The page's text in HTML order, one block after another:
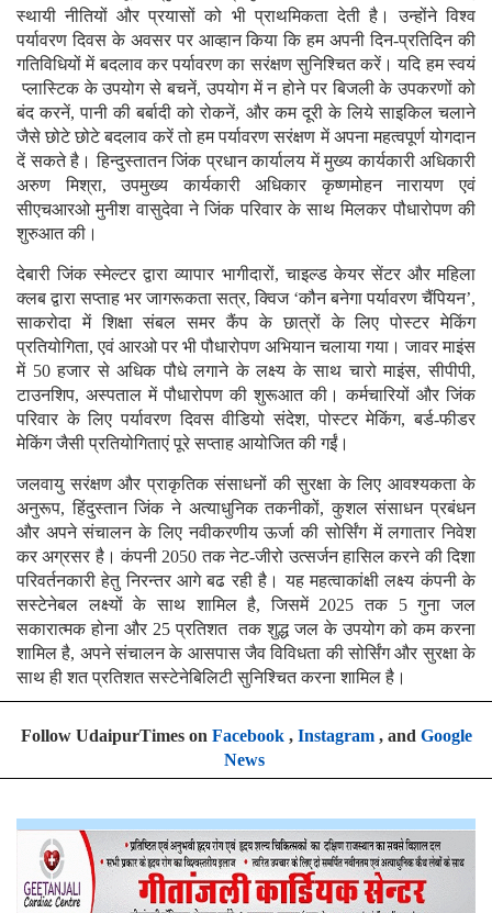
स्थायी नीतियों और प्रयासों को भी प्राथमिकता देती है। उन्होंने विश्व
पर्यावरण दिवस के अवसर पर आव्हान किया कि हम अपनी दिन-प्रतिदिन की
गतिविधियों में बदलाव कर पर्यावरण का सरंक्षण सुनिश्चित करें। यदि हम स्वयं
प्लास्टिक के उपयोग से बचनें, उपयोग में न होने पर बिजली के उपकरणों को
बंद करनें, पानी की बर्बादी को रोकनें, और कम दूरी के लिये साइकिल चलाने
जैसे छोटे छोटे बदलाव करें तो हम पर्यावरण सरंक्षण में अपना महत्वपूर्ण योगदान
दें सकते है। हिन्दुस्तातन जिंक प्रधान कार्यालय में मुख्य कार्यकारी अधिकारी
अरुण मिश्रा, उपमुख्य कार्यकारी अधिकार कृष्णमोहन नारायण एवं
सीएचआरओ मुनीश वासुदेवा ने जिंक परिवार के साथ मिलकर पौधारोपण की
शुरुआत की।
देबारी जिंक स्मेल्टर द्वारा व्यापार भागीदारों, चाइल्ड केयर सेंटर और महिला
क्लब द्वारा सप्ताह भर जागरूकता सत्र, क्विज ‘कौन बनेगा पर्यावरण चैंपियन’,
साकरोदा में शिक्षा संबल समर कैंप के छात्रों के लिए पोस्टर मेकिंग
प्रतियोगिता, एवं आरओ पर भी पौधारोपण अभियान चलाया गया। जावर माइंस
में 50 हजार से अधिक पौधे लगाने के लक्ष्य के साथ चारो माइंस, सीपीपी,
टाउनशिप, अस्पताल में पौधारोपण की शुरूआत की। कर्मचारियों और जिंक
परिवार के लिए पर्यावरण दिवस वीडियो संदेश, पोस्टर मेकिंग, बर्ड-फीडर
मेकिंग जैसी प्रतियोगिताएं पूरे सप्ताह आयोजित की गईं।
जलवायु सरंक्षण और प्राकृतिक संसाधनों की सुरक्षा के लिए आवश्यकता के
अनुरूप, हिंदुस्तान जिंक ने अत्याधुनिक तकनीकों, कुशल संसाधन प्रबंधन
और अपने संचालन के लिए नवीकरणीय ऊर्जा की सोर्सिंग में लगातार निवेश
कर अग्रसर है। कंपनी 2050 तक नेट-जीरो उत्सर्जन हासिल करने की दिशा
परिवर्तनकारी हेतु निरन्तर आगे बढ रही है। यह महत्वाकांक्षी लक्ष्य कंपनी के
सस्टेनेबल लक्ष्यों के साथ शामिल है, जिसमें 2025 तक 5 गुना जल
सकारात्मक होना और 25 प्रतिशत तक शुद्ध जल के उपयोग को कम करना
शामिल है, अपने संचालन के आसपास जैव विविधता की सोर्सिंग और सुरक्षा के
साथ ही शत प्रतिशत सस्टेनेबिलिटी सुनिश्चित करना शामिल है।
Follow UdaipurTimes on Facebook, Instagram, and Google
News